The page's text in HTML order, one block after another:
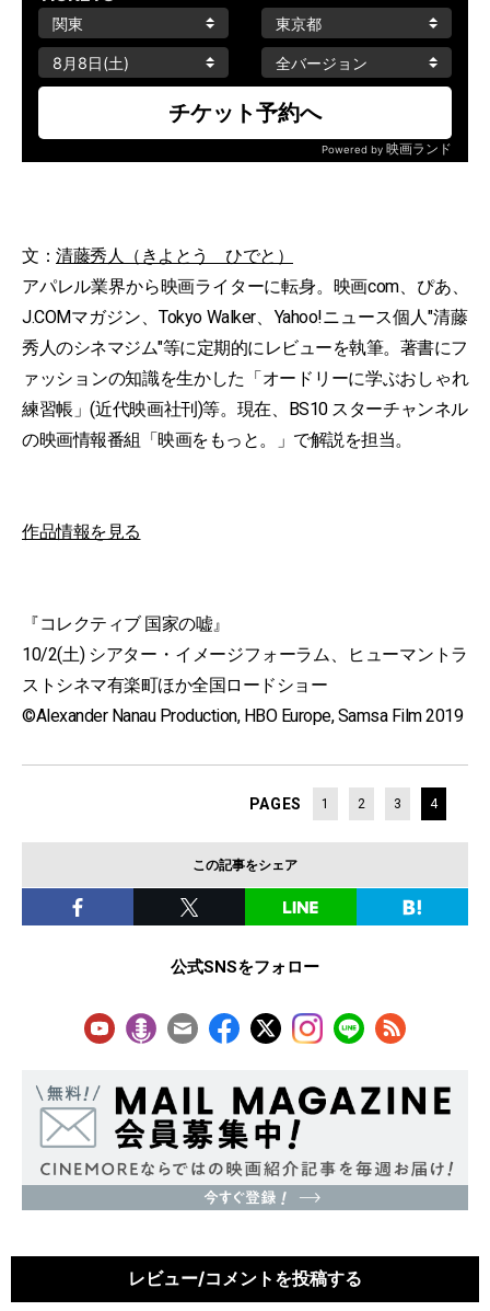
文： 清藤秀人（きよとう ひでと）
アパレル業界から映画ライターに転身。映画com、ぴあ、
J.COMマガジン、Tokyo Walker、Yahoo!ニュース個人"清藤
秀人のシネマジム"等に定期的にレビューを執筆。著書にフ
ァッションの知識を生かした「オードリーに学ぶおしゃれ
練習帳」(近代映画社刊)等。現在、BS10 スターチャンネル
の映画情報番組「映画をもっと。」で解説を担当。
作品情報を見る
『コレクティブ 国家の嘘』
10/2(土) シアター・イメージフォーラム、ヒューマントラ
ストシネマ有楽町ほか全国ロードショー
©Alexander Nanau Production, HBO Europe, Samsa Film 2019
PAGES 1 2 3 4
この記事をシェア
公式SNSをフォロー
レビュー/コメントを投稿する